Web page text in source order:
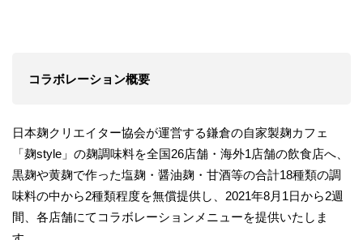
コラボレーション概要
日本麹クリエイター協会が運営する鎌倉の自家製麹カフェ
「麹style」の麹調味料を全国26店舗・海外1店舗の飲食店へ、
黒麹や黄麹で作った塩麹・醤油麹・甘酒等の合計18種類の調
味料の中から2種類程度を無償提供し、2021年8月1日から2週
間、各店舗にてコラボレーションメニューを提供いたしま